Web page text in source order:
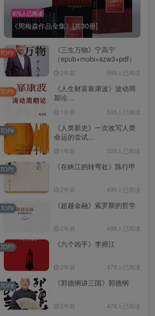
875人已阅读
《周梅森作品全集》[共30册]
《三生万物》宁高宁
（epub+mobi+azw3+pdf）
2年前 569人已阅读
TOP2
《人生财富靠康波》波动周
期论
1年前 535人已阅读
TOP3
《人类新史》一次改写人类
命运的尝试
1年前 500人已阅读
TOP4
《在峡江的转弯处》陈行甲
2年前 490人已阅读
TOP5
《超越金融》索罗斯的哲学
2年前 489人已阅读
TOP6
《六个凶手》李师江
2年前 479人已阅读
TOP7
《郭德纲讲三国》郭德纲
2年前 478人已阅读
TOP8